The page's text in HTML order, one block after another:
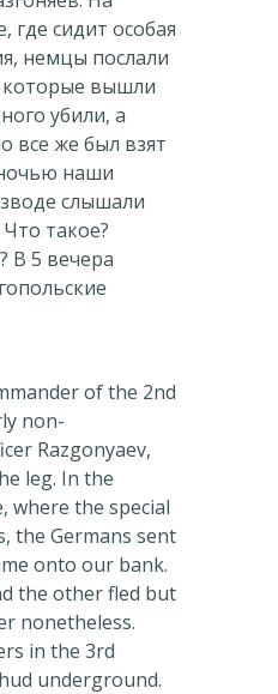
где сидит особая
немцы послали
которые вышли
убили, а
все же был взят
наши
слышали
такое?
В 5 вечера
of the 2nd
non-
Razgonyaev,
leg. In the
where the special
the Germans sent
onto our bank.
the other fled but
nonetheless.
in the 3rd
underground.